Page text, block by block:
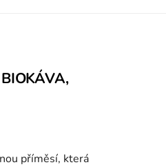
příměsí, která